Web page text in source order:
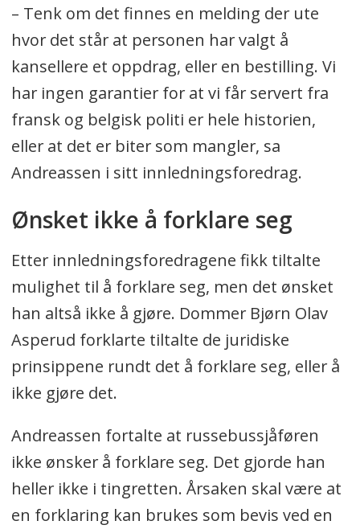
– Tenk om det finnes en melding der ute
hvor det står at personen har valgt å
kansellere et oppdrag, eller en bestilling. Vi
har ingen garantier for at vi får servert fra
fransk og belgisk politi er hele historien,
eller at det er biter som mangler, sa
Andreassen i sitt innledningsforedrag.
Ønsket ikke å forklare seg
Etter innledningsforedragene fikk tiltalte
mulighet til å forklare seg, men det ønsket
han altså ikke å gjøre. Dommer Bjørn Olav
Asperud forklarte tiltalte de juridiske
prinsippene rundt det å forklare seg, eller å
ikke gjøre det.
Andreassen fortalte at russebussjåføren
ikke ønsker å forklare seg. Det gjorde han
heller ikke i tingretten. Årsaken skal være at
en forklaring kan brukes som bevis ved en